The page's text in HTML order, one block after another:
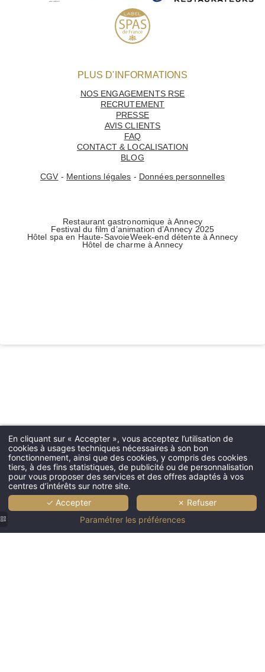
PLUS D'INFORMATIONS
NOS ENGAGEMENTS RSE
RECRUTEMENT
PRESSE
AVIS CLIENTS
FAQ
CONTACT & LOCALISATION
BLOG
CGV - Mentions légales - Données personnelles
Restaurant gastronomique à Annecy
Festival du film d’animation d’Annecy 2025
Hôtel spa en Haute-SavoieWeek-end détente à Annecy
Hôtel de charme à Annecy
Les Trésoms
- Chambres
- Villas
Restaurants
- La Rotonde des Trésoms
- L'Atelier
Spa des Trésoms
Évènements
En cliquant sur « Accepter », vous acceptez l’utilisation de
cookies à usages techniques nécessaires à son bon
fonctionnement, ainsi que des cookies, y compris des cookies
tiers, à des fins statistiques, de publicité ou de personnalisation
pour vous proposer des services et des offres adaptés à vos
centres d’intérêts sur notre site.
✓ Accepter
✗ Refuser
Paramétrer les préférences